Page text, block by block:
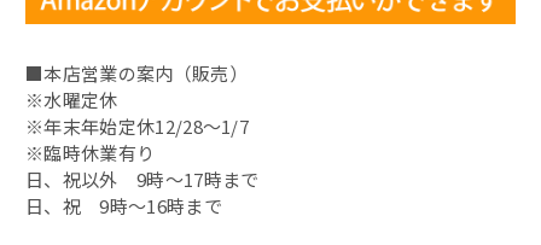
昆布〆
昆布〆（別誂）
鯖缶
その他の缶詰
■本店営業の案内（販売）
※水曜定休
※年末年始定休12/28～1/7
※臨時休業有り
日、祝以外 9時～17時まで
日、祝 9時～16時まで